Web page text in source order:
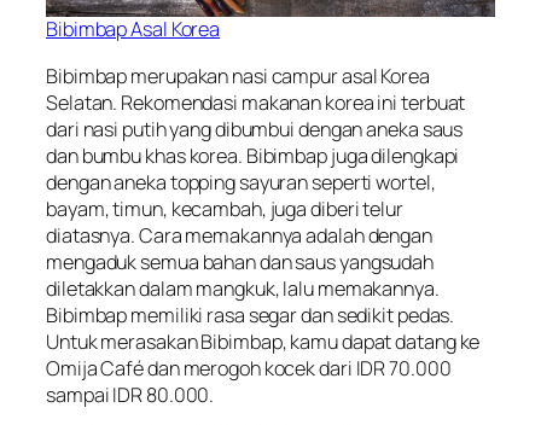
Bibimbap Asal Korea
Bibimbap merupakan nasi campur asal Korea
Selatan. Rekomendasi makanan korea ini terbuat
dari nasi putih yang dibumbui dengan aneka saus
dan bumbu khas korea. Bibimbap juga dilengkapi
dengan aneka topping sayuran seperti wortel,
bayam, timun, kecambah, juga diberi telur
diatasnya. Cara memakannya adalah dengan
mengaduk semua bahan dan saus yangsudah
diletakkan dalam mangkuk, lalu memakannya.
Bibimbap memiliki rasa segar dan sedikit pedas.
Untuk merasakan Bibimbap, kamu dapat datang ke
Omija Café dan merogoh kocek dari IDR 70.000
sampai IDR 80.000.